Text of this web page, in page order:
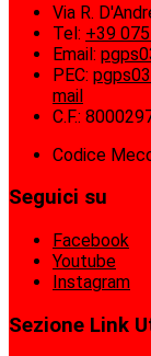
Via R.
Tel: +39
Email:
PEC:
mail
C.F.:
Codice
Seguici su
Facebook
Youtube
Instagram
Sezione Link